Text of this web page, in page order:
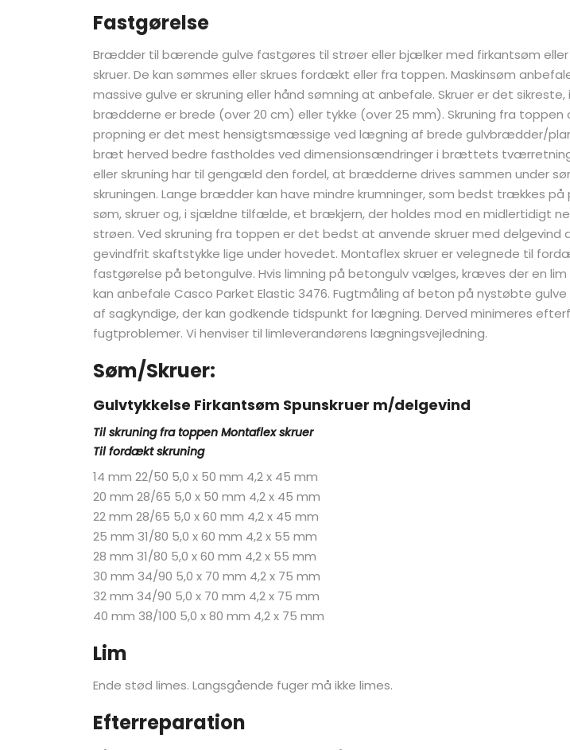
Fastgørelse
Brædder til bærende gulve fastgøres til strøer eller bjælker med firkantsøm eller
skruer. De kan sømmes eller skrues fordækt eller fra toppen. Maskinsøm
massive gulve er skruning eller hånd sømning at anbefale. Skruer er det
brædderne er brede (over 20 cm) eller tykke (over 25 mm). Skruning fra
propning er det mest hensigtsmæssige ved lægning af brede gulvbrædder/
bræt herved bedre fastholdes ved dimensionsændringer i brættets
eller skruning har til gengæld den fordel, at brædderne drives sammen under
skruningen. Lange brædder kan have mindre krumninger, som bedst trækkes
søm, skruer og, i sjældne tilfælde, et brækjern, der holdes mod en midlertidigt
strøen. Ved skruning fra toppen er det bedst at anvende skruer med delgevind
gevindfrit skaftstykke lige under hovedet. Montaflex skruer er velegnede til
fastgørelse på betongulve. Hvis limning på betongulv vælges, kræves der en
kan anbefale Casco Parket Elastic 3476. Fugtmåling af beton på nystøbte
af sagkyndige, der kan godkende tidspunkt for lægning. Derved minimeres
fugtproblemer. Vi henviser til limleverandørens lægningsvejledning.
Søm/Skruer:
Gulvtykkelse Firkantsøm Spunskruer m/delgevind
Til skruning fra toppen Montaflex skruer
Til fordækt skruning
14 mm 22/50 5,0 x 50 mm 4,2 x 45 mm
20 mm 28/65 5,0 x 50 mm 4,2 x 45 mm
22 mm 28/65 5,0 x 60 mm 4,2 x 45 mm
25 mm 31/80 5,0 x 60 mm 4,2 x 55 mm
28 mm 31/80 5,0 x 60 mm 4,2 x 55 mm
30 mm 34/90 5,0 x 70 mm 4,2 x 75 mm
32 mm 34/90 5,0 x 70 mm 4,2 x 75 mm
40 mm 38/100 5,0 x 80 mm 4,2 x 75 mm
Lim
Ende stød limes. Langsgående fuger må ikke limes.
Efterreparation